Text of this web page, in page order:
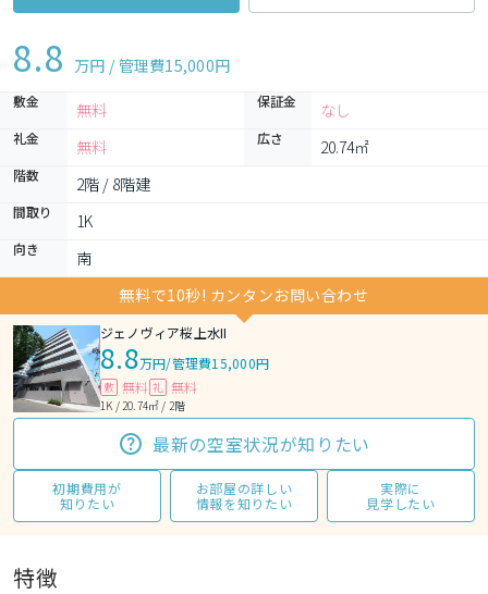
8.8 万円 / 管理費15,000円
敷金 無料 保証金 なし
礼金 無料 広さ 20.74㎡
階数 2階 / 8階建
間取り 1K
向き
南
無料で10秒! カンタンお問い合わせ
ジェノヴィア桜上水II
8.8万円/管理費15,000円
敷 無料 礼 無料
1K / 20.74㎡ / 2階
最新の空室状況が知りたい
初期費用が
知りたい
お部屋の詳しい
情報を知りたい
実際に
見学したい
特徴